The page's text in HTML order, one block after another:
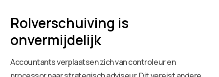
Rolverschuiving is
onvermijdelijk
Accountants verplaatsen zich van controleur en